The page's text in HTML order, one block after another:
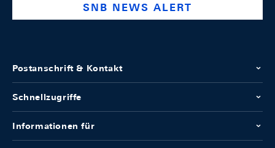
SNB NEWS ALERT
Postanschrift & Kontakt
Schnellzugriffe
Informationen für